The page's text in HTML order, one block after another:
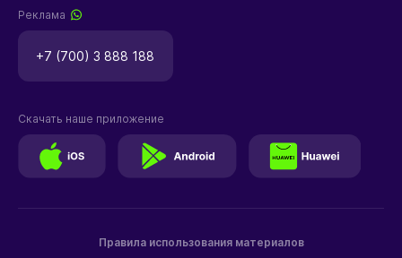
Реклама
+7 (700) 3 888 188
Правила использования материалов
Скачать наше приложение